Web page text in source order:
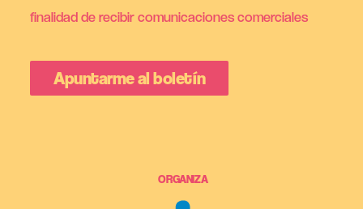
finalidad de recibir comunicaciones comerciales
ORGANIZA